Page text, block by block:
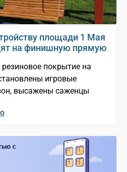
площади 1 Мая
на финишную прямую
покрытие на
игровые
высажены саженцы